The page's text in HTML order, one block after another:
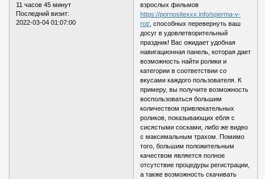
11 часов 45 минут
Последний визит:
2022-03-04 01:07:00
взрослых фильмов
https://pornositexxx.info/sperma-v-
rot/ , способных перевернуть ваш
досуг в удовлетворительный
праздник! Вас ожидает удобная
навигационная панель, которая дает
возможность найти ролики и
категории в соответствии со
вкусами каждого пользователя. К
примеру, вы получите возможность
воспользоваться большим
количеством привлекательных
роликов, показывающих ебля с
сисястыми сосками, либо же видео
с максимальным трахом. Помимо
того, большим положительным
качеством является полное
отсутствие процедуры регистрации,
а также возможность скачивать